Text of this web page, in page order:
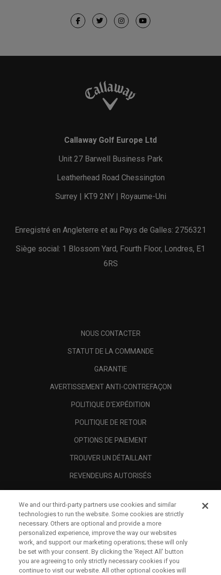
Callaway Golf Europe Ltd
Unit 27 Barwell Business Park
Leatherhead Road Chessington
Surrey | KT9 2NY | Royaume-Uni
Enregistré en Angleterre et au Pays de Galles: 2756321
Siège social: 1 Blossom Yard, Fourth Floor, Londres, E1
6RS
NOUS CONTACTER
STATUT DE LA COMMANDE
GARANTIE
AVERTISSEMENT ANTI-CONTREFAÇON
POLITIQUE D'EXPÉDITION
POLITIQUE DE RETOUR
OPTIONS DE PAIEMENT
TROUVER UN DÉTAILLANT
REVENDEURS AUTORISÉS
A PROPOS
MENTIONS LÉGALES
We and our third-party partners use cookies and similar
technologies to run the website. Some cookies are strictly
necessary. Others are optional and provide a more
personalized experience, improve the way our websites
work, and support our marketing operations; these will only
be set with your consent. By clicking the ‘Reject All' button
you are agreeing to only strictly necessary cookies if you
continue to visit our website. All other optional cookies will